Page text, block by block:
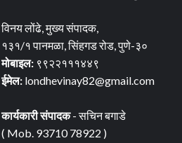
विनय लोंढे, मुख्य संपादक,
१३१/१ पानमळा, सिंहगड रोड, पुणे-३०
मोबाइल:९९२२१११४४९
ईमेल: londhevinay82@gmail.com
कार्यकारी संपादक- सचिन बगाडे
( Mob. 93710 78922 )